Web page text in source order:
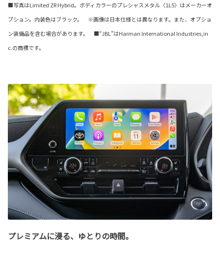
■写真はLimited ZR Hybrid。ボディカラーのプレシャスメタル〈1L5〉はメーカーオ
プション。内装色はブラック。 ※画像は日本仕様とは異なります。また、オプショ
ン装備品を含む場合があります。 ■“JBL”はHarman International Industries,in
c.の商標です。
プレミアムに浸る、ゆとりの時間。